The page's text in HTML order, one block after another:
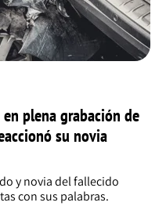
plena grabación de
su novia
y novia del fallecido
con sus palabras.